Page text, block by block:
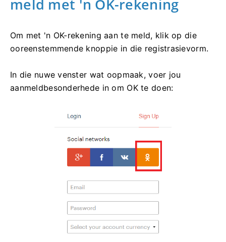
meld met 'n OK-rekening
Om met 'n OK-rekening aan te meld, klik op die
ooreenstemmende knoppie in die registrasievorm.
In die nuwe venster wat oopmaak, voer jou
aanmeldbesonderhede in om OK te doen: